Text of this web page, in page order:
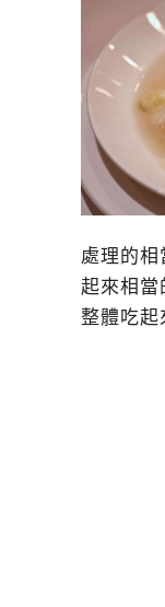
處理的
起來相當
整體吃起